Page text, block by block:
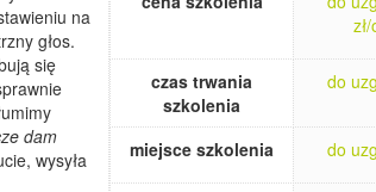
na
głos.
się
dam
wysyła
czas trwania
szkolenia
do
miejsce szkolenia do